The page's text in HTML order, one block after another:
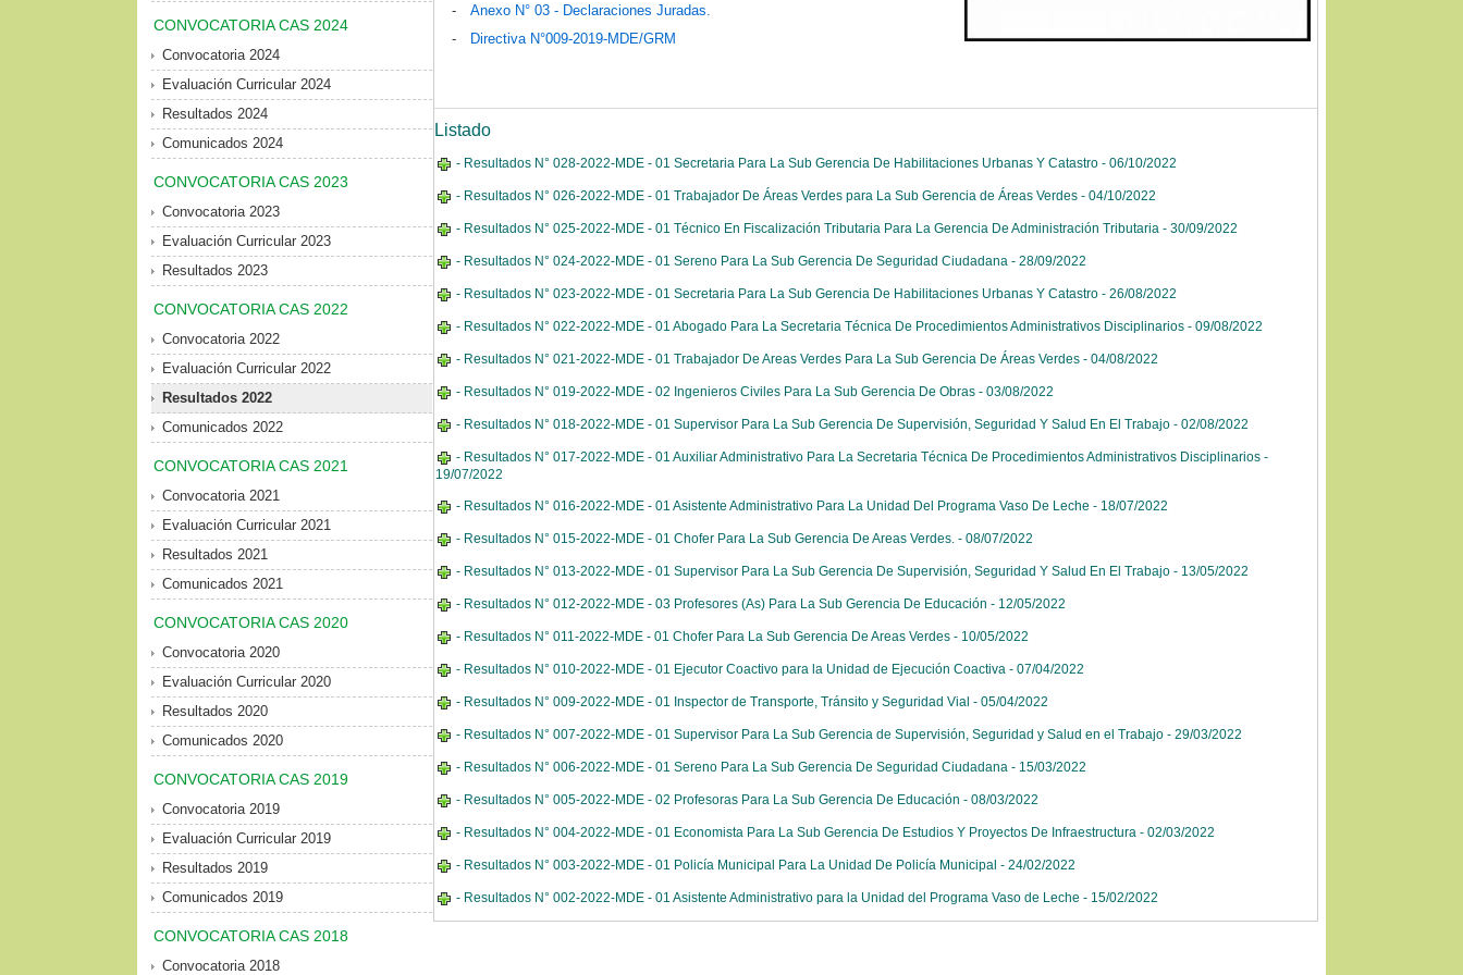
CONVOCATORIA CAS 2024
Convocatoria 2024
Evaluación Curricular 2024
Resultados 2024
Comunicados 2024
CONVOCATORIA CAS 2023
Convocatoria 2023
Evaluación Curricular 2023
Resultados 2023
CONVOCATORIA CAS 2022
Convocatoria 2022
Evaluación Curricular 2022
Resultados 2022
Comunicados 2022
CONVOCATORIA CAS 2021
Convocatoria 2021
Evaluación Curricular 2021
Resultados 2021
Comunicados 2021
CONVOCATORIA CAS 2020
Convocatoria 2020
Evaluación Curricular 2020
Resultados 2020
Comunicados 2020
CONVOCATORIA CAS 2019
Convocatoria 2019
Evaluación Curricular 2019
Resultados 2019
Comunicados 2019
CONVOCATORIA CAS 2018
Convocatoria 2018
-
Anexo N° 03 - Declaraciones Juradas.
-
Directiva N°009-2019-MDE/GRM
Listado
- Resultados N° 028-2022-MDE - 01 Secretaria Para La Sub Gerencia De Habilitaciones Urbanas Y Catastro - 06/10/2022
- Resultados N° 026-2022-MDE - 01 Trabajador De Áreas Verdes para La Sub Gerencia de Áreas Verdes - 04/10/2022
- Resultados N° 025-2022-MDE - 01 Técnico En Fiscalización Tributaria Para La Gerencia De Administración Tributaria - 30/09/2022
- Resultados N° 024-2022-MDE - 01 Sereno Para La Sub Gerencia De Seguridad Ciudadana - 28/09/2022
- Resultados N° 023-2022-MDE - 01 Secretaria Para La Sub Gerencia De Habilitaciones Urbanas Y Catastro - 26/08/2022
- Resultados N° 022-2022-MDE - 01 Abogado Para La Secretaria Técnica De Procedimientos Administrativos Disciplinarios - 09/08/2022
- Resultados N° 021-2022-MDE - 01 Trabajador De Areas Verdes Para La Sub Gerencia De Áreas Verdes - 04/08/2022
- Resultados N° 019-2022-MDE - 02 Ingenieros Civiles Para La Sub Gerencia De Obras - 03/08/2022
- Resultados N° 018-2022-MDE - 01 Supervisor Para La Sub Gerencia De Supervisión, Seguridad Y Salud En El Trabajo - 02/08/2022
- Resultados N° 017-2022-MDE - 01 Auxiliar Administrativo Para La Secretaria Técnica De Procedimientos Administrativos Disciplinarios -
19/07/2022
- Resultados N° 016-2022-MDE - 01 Asistente Administrativo Para La Unidad Del Programa Vaso De Leche - 18/07/2022
- Resultados N° 015-2022-MDE - 01 Chofer Para La Sub Gerencia De Areas Verdes. - 08/07/2022
- Resultados N° 013-2022-MDE - 01 Supervisor Para La Sub Gerencia De Supervisión, Seguridad Y Salud En El Trabajo - 13/05/2022
- Resultados N° 012-2022-MDE - 03 Profesores (As) Para La Sub Gerencia De Educación - 12/05/2022
- Resultados N° 011-2022-MDE - 01 Chofer Para La Sub Gerencia De Areas Verdes - 10/05/2022
- Resultados N° 010-2022-MDE - 01 Ejecutor Coactivo para la Unidad de Ejecución Coactiva - 07/04/2022
- Resultados N° 009-2022-MDE - 01 Inspector de Transporte, Tránsito y Seguridad Vial - 05/04/2022
- Resultados N° 007-2022-MDE - 01 Supervisor Para La Sub Gerencia de Supervisión, Seguridad y Salud en el Trabajo - 29/03/2022
- Resultados N° 006-2022-MDE - 01 Sereno Para La Sub Gerencia De Seguridad Ciudadana - 15/03/2022
- Resultados N° 005-2022-MDE - 02 Profesoras Para La Sub Gerencia De Educación - 08/03/2022
- Resultados N° 004-2022-MDE - 01 Economista Para La Sub Gerencia De Estudios Y Proyectos De Infraestructura - 02/03/2022
- Resultados N° 003-2022-MDE - 01 Policía Municipal Para La Unidad De Policía Municipal - 24/02/2022
- Resultados N° 002-2022-MDE - 01 Asistente Administrativo para la Unidad del Programa Vaso de Leche - 15/02/2022